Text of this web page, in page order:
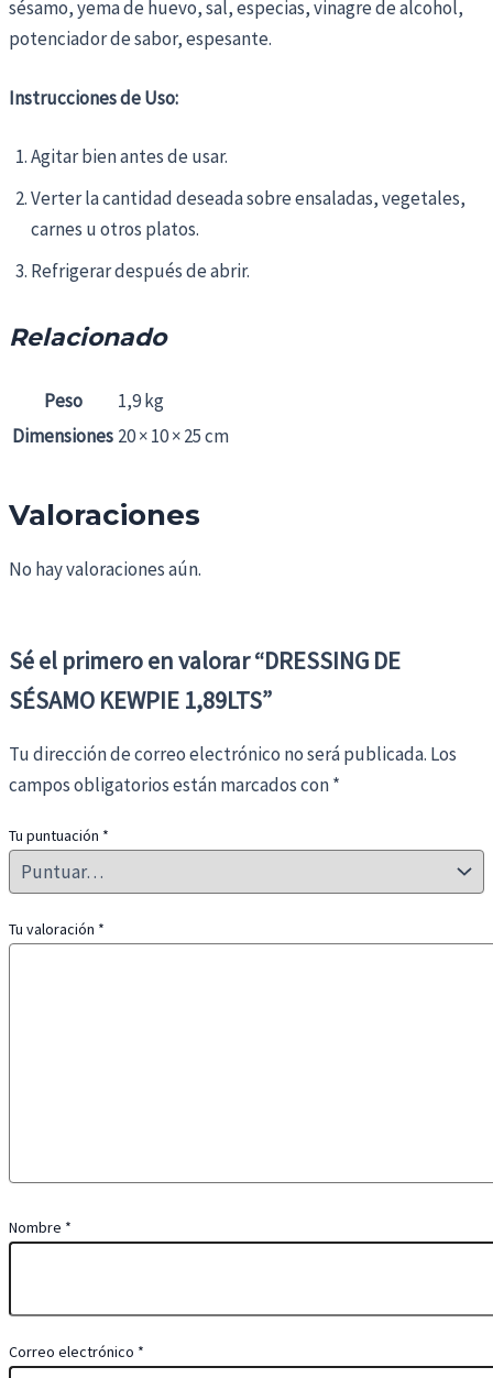
sésamo, yema de huevo, sal, especias, vinagre de alcohol,
potenciador de sabor, espesante.
Instrucciones de Uso:
Agitar bien antes de usar.
Verter la cantidad deseada sobre ensaladas, vegetales,
carnes u otros platos.
Refrigerar después de abrir.
Relacionado
Peso
1,9 kg
Dimensiones 20 × 10 × 25 cm
Valoraciones
No hay valoraciones aún.
Sé el primero en valorar “DRESSING DE
SÉSAMO KEWPIE 1,89LTS”
Tu dirección de correo electrónico no será publicada. Los
campos obligatorios están marcados con*
Tu puntuación *
Tu valoración *
Nombre *
Correo electrónico *